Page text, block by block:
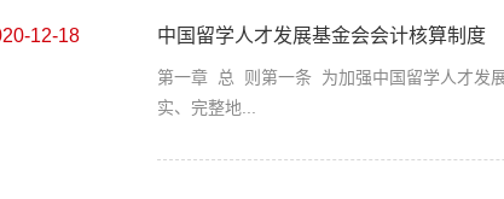
12-18 中国留学人才发展基金会会计核算制度
第一章 总 则第一条 为加强中国留学人才发
实、完整地...